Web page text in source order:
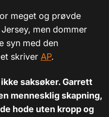
meget og prøvde
men dommer
syn med den
skriver AP.
saksøker. Garrett
mennesklig skapning,
hode uten kropp og